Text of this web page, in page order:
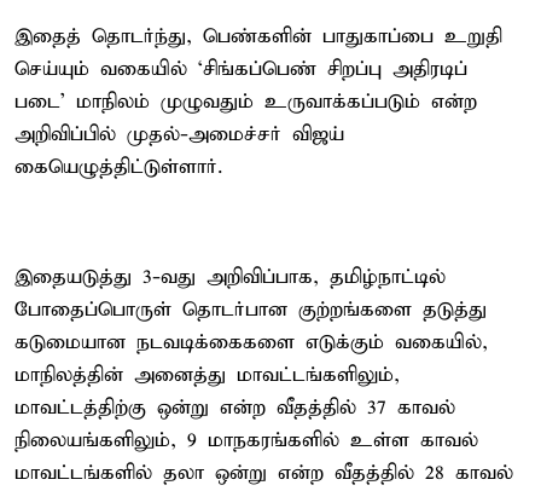
இதைத் தொடர்ந்து, பெண்களின் பாதுகாப்பை உறுதி
செய்யும் வகையில் ‘சிங்கப்பெண் சிறப்பு அதிரடிப்
படை’ மாநிலம் முழுவதும் உருவாக்கப்படும் என்ற
அறிவிப்பில் முதல்-அமைச்சர் விஜய்
கையெழுத்திட்டுள்ளார்.
இதையடுத்து 3-வது அறிவிப்பாக, தமிழ்நாட்டில்
போதைப்பொருள் தொடர்பான குற்றங்களை தடுத்து
கடுமையான நடவடிக்கைகளை எடுக்கும் வகையில்,
மாநிலத்தின் அனைத்து மாவட்டங்களிலும்,
மாவட்டத்திற்கு ஒன்று என்ற வீதத்தில் 37 காவல்
நிலையங்களிலும், 9 மாநகரங்களில் உள்ள காவல்
மாவட்டங்களில் தலா ஒன்று என்ற வீதத்தில் 28 காவல்